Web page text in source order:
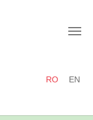
RO EN